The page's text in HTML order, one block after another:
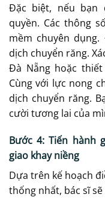
Đặc biệt, nếu bạn
quyền. Các thông
mềm chuyên
dịch chuyển răng.
Đà Nẵng hoặc
Cùng với lực nong
dịch chuyển răng.
cười tương lai của
Bước 4: Tiến hành
giao khay niềng
Dựa trên kế hoạch
thống nhất, bác sĩ